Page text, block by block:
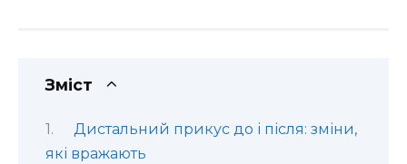
Зміст
Дистальний прикус до і після: зміни,
які вражають